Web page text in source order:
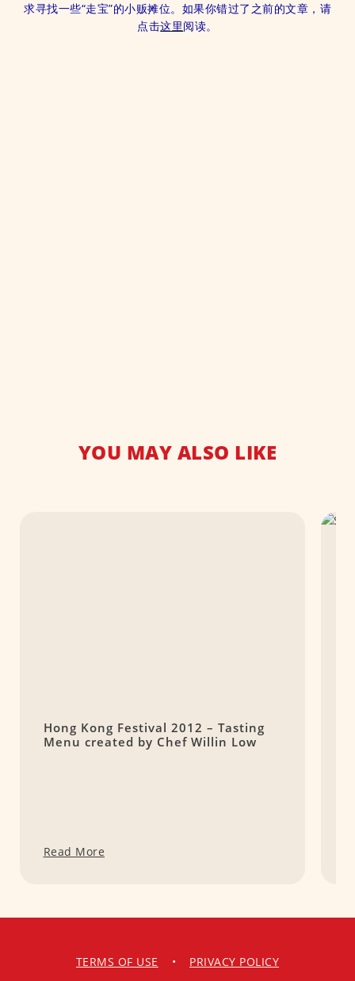
求寻找一些“走宝”的小贩摊位。如果你错过了之前的文章，请
点击这里阅读。
YOU MAY ALSO LIKE
Hong Kong Festival 2012 – Tasting
Menu created by Chef Willin Low
Read More
TERMS OF USE • PRIVACY POLICY